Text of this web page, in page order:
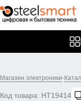
Магазин электроники-
Код товара: НТ19414